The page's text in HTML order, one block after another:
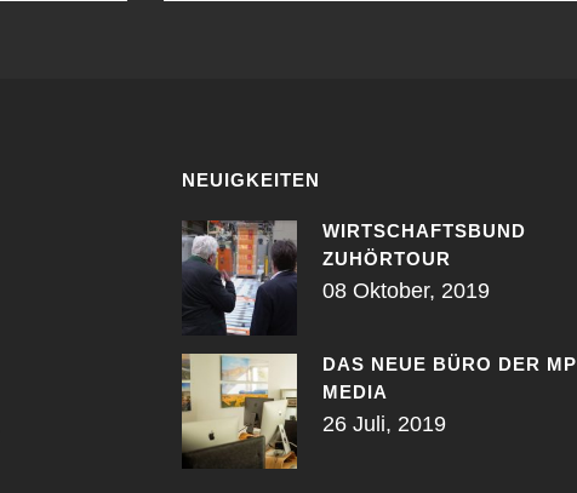
NEUIGKEITEN
WIRTSCHAFTSBUND
ZUHÖRTOUR
08 Oktober, 2019
DAS NEUE BÜRO DER MP
MEDIA
26 Juli, 2019